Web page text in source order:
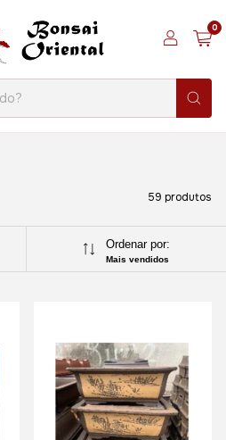
0
59 produtos
Ordenar por:
Mais vendidos